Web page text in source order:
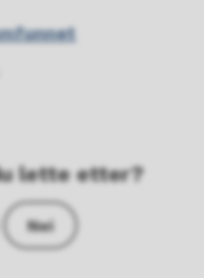
lette etter?
Nei